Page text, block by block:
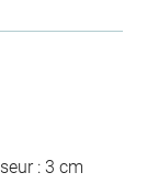
: 3 cm